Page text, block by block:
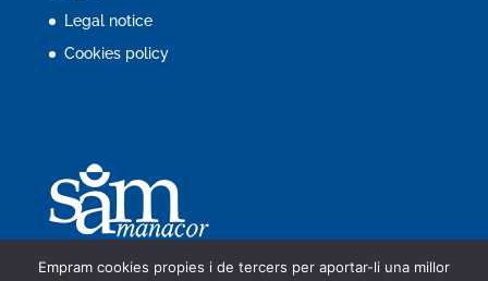
Legal notice
Cookies policy
Empram cookies propies i de tercers per aportar-li una millor